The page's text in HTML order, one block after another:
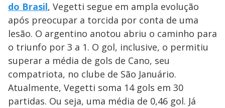
do Brasil, Vegetti segue em ampla evolução
após preocupar a torcida por conta de uma
lesão. O argentino anotou abriu o caminho para
o triunfo por 3 a 1. O gol, inclusive, o permitiu
superar a média de gols de Cano, seu
compatriota, no clube de São Januário.
Atualmente, Vegetti soma 14 gols em 30
partidas. Ou seja, uma média de 0,46 gol. Já